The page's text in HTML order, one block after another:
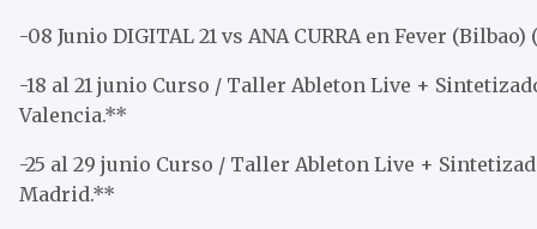
-08 Junio DIGITAL 21 vs ANA CURRA en Fever
-18 al 21 junio Curso / Taller Ableton Live +
Valencia.**
-25 al 29 junio Curso / Taller Ableton Live +
Madrid.**